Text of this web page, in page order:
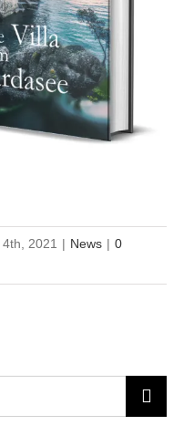
2021 | News | 0